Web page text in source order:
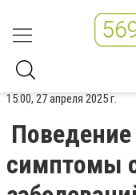
15:00, 27 апреля 2025 г.
Поведение
симптомы